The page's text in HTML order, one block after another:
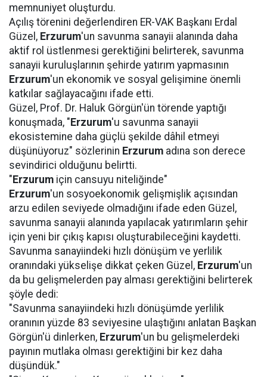
memnuniyet oluşturdu.
Açılış törenini değerlendiren ER-VAK Başkanı Erdal
Güzel, Erzurum'un savunma sanayii alanında daha
aktif rol üstlenmesi gerektiğini belirterek, savunma
sanayii kuruluşlarının şehirde yatırım yapmasının
Erzurum'un ekonomik ve sosyal gelişimine önemli
katkılar sağlayacağını ifade etti.
Güzel, Prof. Dr. Haluk Görgün'ün törende yaptığı
konuşmada, " Erzurum'u savunma sanayii
ekosistemine daha güçlü şekilde dâhil etmeyi
düşünüyoruz" sözlerinin Erzurum adına son derece
sevindirici olduğunu belirtti.
" Erzurum için cansuyu niteliğinde"
Erzurum'un sosyoekonomik gelişmişlik açısından
arzu edilen seviyede olmadığını ifade eden Güzel,
savunma sanayii alanında yapılacak yatırımların şehir
için yeni bir çıkış kapısı oluşturabileceğini kaydetti.
Savunma sanayiindeki hızlı dönüşüm ve yerlilik
oranındaki yükselişe dikkat çeken Güzel, Erzurum'un
da bu gelişmelerden pay alması gerektiğini belirterek
şöyle dedi:
"Savunma sanayiindeki hızlı dönüşümde yerlilik
oranının yüzde 83 seviyesine ulaştığını anlatan Başkan
Görgün'ü dinlerken, Erzurum'un bu gelişmelerdeki
payının mutlaka olması gerektiğini bir kez daha
düşündük."